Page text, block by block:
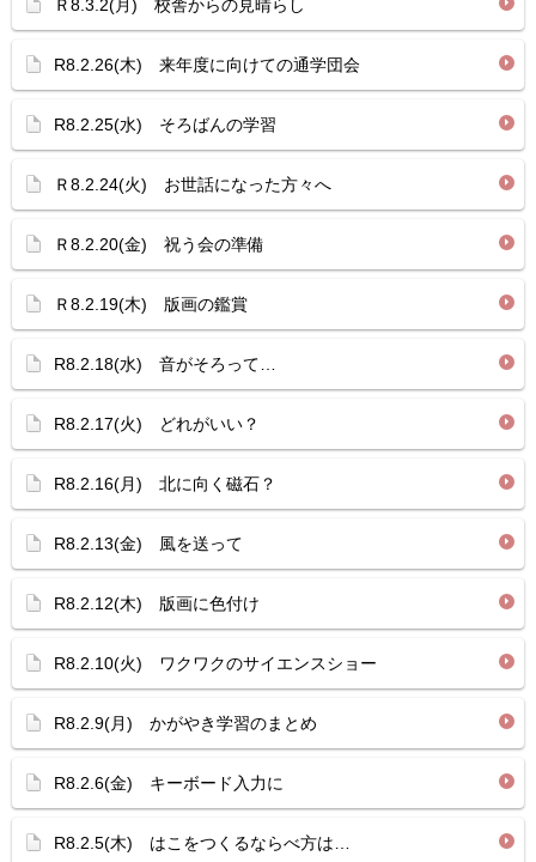
Ｒ8.3.2(月) 校舎からの見晴らし
R8.2.26(木) 来年度に向けての通学団会
R8.2.25(水) そろばんの学習
Ｒ8.2.24(火) お世話になった方々へ
Ｒ8.2.20(金) 祝う会の準備
Ｒ8.2.19(木) 版画の鑑賞
R8.2.18(水) 音がそろって…
R8.2.17(火) どれがいい？
R8.2.16(月) 北に向く磁石？
R8.2.13(金) 風を送って
R8.2.12(木) 版画に色付け
R8.2.10(火) ワクワクのサイエンスショー
R8.2.9(月) かがやき学習のまとめ
R8.2.6(金) キーボード入力に
R8.2.5(木) はこをつくるならべ方は…